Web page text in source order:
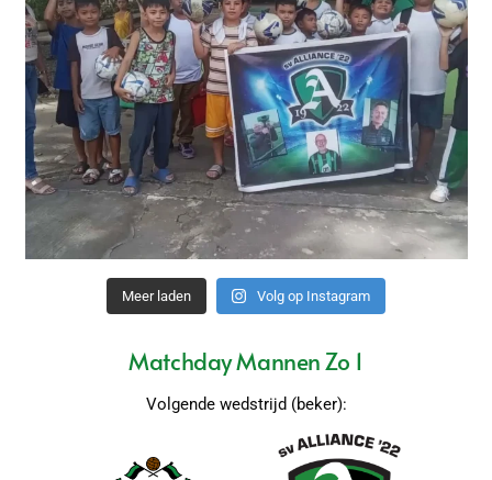
Meer laden Volg op Instagram
Matchday Mannen Zo 1
Volgende wedstrijd (beker):